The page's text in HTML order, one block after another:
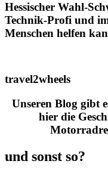
Hessischer Wahl-
Technik-Profi und
Menschen helfen
travel2wheels
Unseren Blog gibt
hier die
und sonst so?